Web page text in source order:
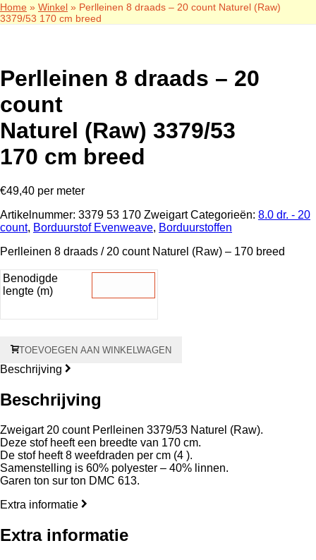
Home » Winkel » Perlleinen 8 draads – 20 count Naturel (Raw)
3379/53 170 cm breed
Perlleinen 8 draads – 20
count
Naturel (Raw) 3379/53
170 cm breed
€49,40 per meter
Artikelnummer: 3379 53 170 Zweigart Categorieën: 8.0 dr. - 20
count, Borduurstof Evenweave, Borduurstoffen
Perlleinen 8 draads / 20 count Naturel (Raw) – 170 breed
Benodigde
lengte (m)
draads
20
count
(Raw)
3379/53
170
cm
breed
TOEVOEGEN AAN WINKELWAGEN
Beschrijving
Beschrijving
Zweigart 20 count Perlleinen 3379/53 Naturel (Raw).
Deze stof heeft een breedte van 170 cm.
De stof heeft 8 weefdraden per cm (4 ).
Samenstelling is 60% polyester – 40% linnen.
Garen ton sur ton DMC 613.
Extra informatie
Extra informatie